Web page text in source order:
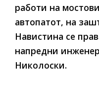
работи на
автопатот, на
Навистина се
напредни
Николоски.